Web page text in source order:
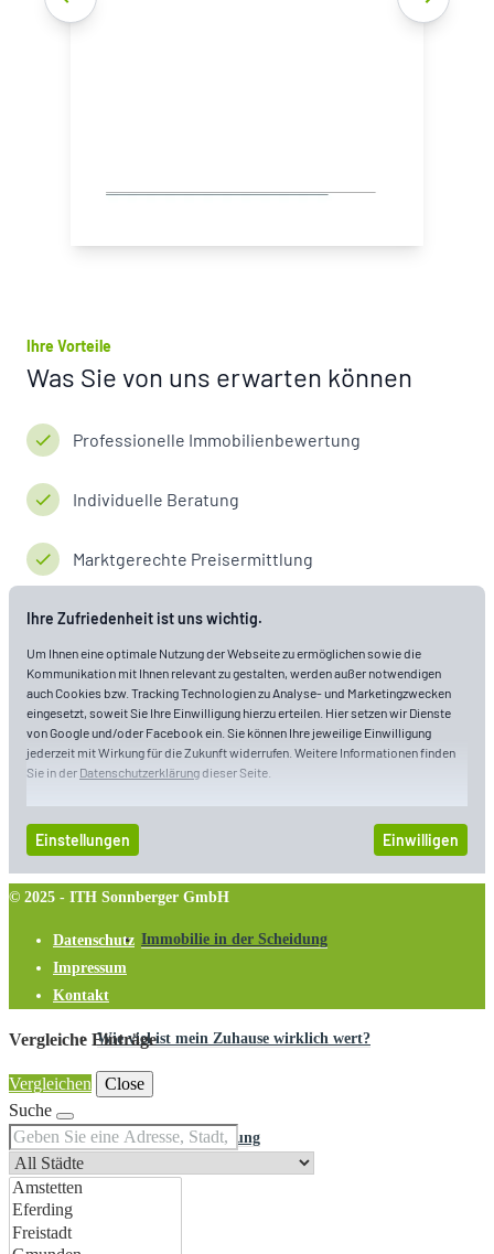
Immobilienwelt erklärt
Immobilienfinanzierung
Schritt für Schritt zum Immobilienkauf
Immobilie in der Scheidung
Wie viel ist mein Zuhause wirklich wert?
Kostenlose Erstberatung
© 2025 - ITH Sonnberger GmbH
Datenschutz
Impressum
Kontakt
Vergleiche Einträge
Vergleichen
Close
Suche